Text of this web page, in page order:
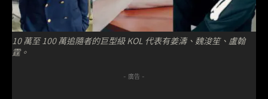
10 萬至 100 萬追隨者的巨型級 KOL 代表有姜濤、魏浚笙、盧翰
霆。
- 廣告 -